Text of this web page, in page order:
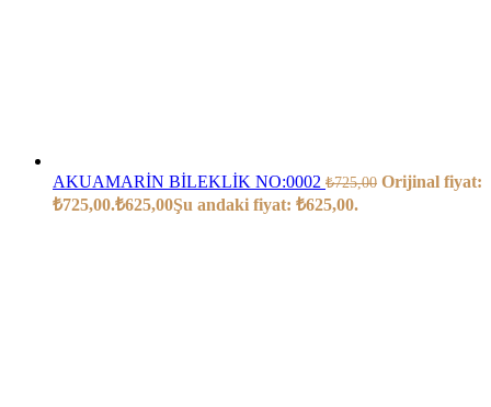
AKUAMARİN BİLEKLİK NO:0002 ₺725,00 Orijinal fiyat:
₺725,00.₺625,00Şu andaki fiyat: ₺625,00.